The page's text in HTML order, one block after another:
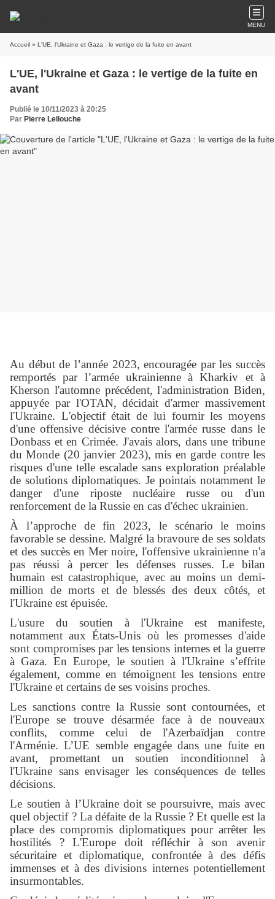
MENU
Accueil » L'UE, l'Ukraine et Gaza : le vertige de la fuite en avant
L'UE, l'Ukraine et Gaza : le vertige de la fuite en
avant
Publié le 10/11/2023 à 20:25
Par Pierre Lellouche
Au début de l’année 2023, encouragée par les succès
remportés par l’armée ukrainienne à Kharkiv et à
Kherson l'automne précédent, l'administration Biden,
appuyée par l'OTAN, décidait d'armer massivement
l'Ukraine. L'objectif était de lui fournir les moyens
d'une offensive décisive contre l'armée russe dans le
Donbass et en Crimée. J'avais alors, dans une tribune
du Monde (20 janvier 2023), mis en garde contre les
risques d'une telle escalade sans exploration préalable
de solutions diplomatiques. Je pointais notamment le
danger d'une riposte nucléaire russe ou d'un
renforcement de la Russie en cas d'échec ukrainien.
À l’approche de fin 2023, le scénario le moins
favorable se dessine. Malgré la bravoure de ses soldats
et des succès en Mer noire, l'offensive ukrainienne n'a
pas réussi à percer les défenses russes. Le bilan
humain est catastrophique, avec au moins un demi-
million de morts et de blessés des deux côtés, et
l'Ukraine est épuisée.
L'usure du soutien à l'Ukraine est manifeste,
notamment aux États-Unis où les promesses d'aide
sont compromises par les tensions internes et la guerre
à Gaza. En Europe, le soutien à l'Ukraine s’effrite
également, comme en témoignent les tensions entre
l'Ukraine et certains de ses voisins proches.
Les sanctions contre la Russie sont contournées, et
l'Europe se trouve désarmée face à de nouveaux
conflits, comme celui de l'Azerbaïdjan contre
l'Arménie. L’UE semble engagée dans une fuite en
avant, promettant un soutien inconditionnel à
l'Ukraine sans envisager les conséquences de telles
décisions.
Le soutien à l’Ukraine doit se poursuivre, mais avec
quel objectif ? La défaite de la Russie ? Et quelle est la
place des compromis diplomatiques pour arrêter les
hostilités ? L'Europe doit réfléchir à son avenir
sécuritaire et diplomatique, confrontée à des défis
immenses et à des divisions internes potentiellement
insurmontables.